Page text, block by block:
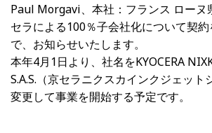
Paul Morgavi、本社：フランス ローヌ
セラによる100％子会社化について契
で、お知らせいたします。
本年4月1日より、社名をKYOCERA
S.A.S.（京セラニクスカインクジェット
変更して事業を開始する予定です。